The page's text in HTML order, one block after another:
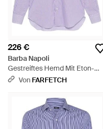
226 €
Barba Napoli
Gestreiftes Hemd Mit Eton-
Kragen - Lila
Von FARFETCH